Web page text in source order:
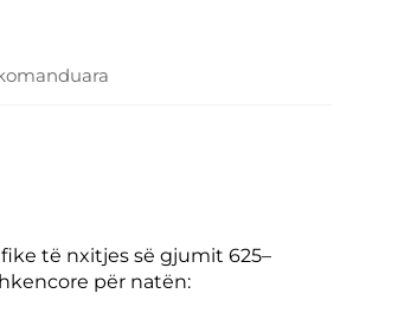
të nxitjes së gjumit 625–
për natën: